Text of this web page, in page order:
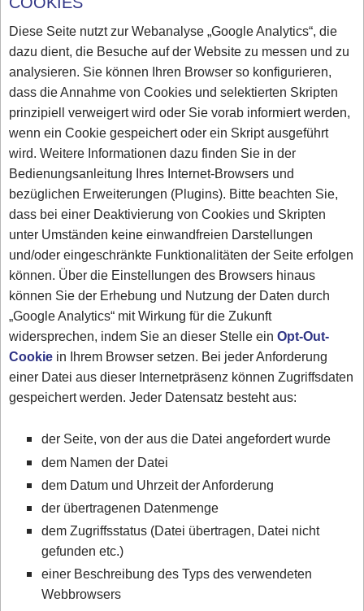
Diese Seite nutzt zur Webanalyse „Google Analytics“, die
dazu dient, die Besuche auf der Website zu messen und zu
analysieren. Sie können Ihren Browser so konfigurieren,
dass die Annahme von Cookies und selektierten Skripten
prinzipiell verweigert wird oder Sie vorab informiert werden,
wenn ein Cookie gespeichert oder ein Skript ausgeführt
wird. Weitere Informationen dazu finden Sie in der
Bedienungsanleitung Ihres Internet-Browsers und
bezüglichen Erweiterungen (Plugins). Bitte beachten Sie,
dass bei einer Deaktivierung von Cookies und Skripten
unter Umständen keine einwandfreien Darstellungen
und/oder eingeschränkte Funktionalitäten der Seite erfolgen
können. Über die Einstellungen des Browsers hinaus
können Sie der Erhebung und Nutzung der Daten durch
„Google Analytics“ mit Wirkung für die Zukunft
widersprechen, indem Sie an dieser Stelle einOpt-Out-
Cookie in Ihrem Browser setzen. Bei jeder Anforderung
einer Datei aus dieser Internetpräsenz können Zugriffsdaten
gespeichert werden. Jeder Datensatz besteht aus:
der Seite, von der aus die Datei angefordert wurde
dem Namen der Datei
dem Datum und Uhrzeit der Anforderung
der übertragenen Datenmenge
dem Zugriffsstatus (Datei übertragen, Datei nicht
gefunden etc.)
einer Beschreibung des Typs des verwendeten
Webbrowsers